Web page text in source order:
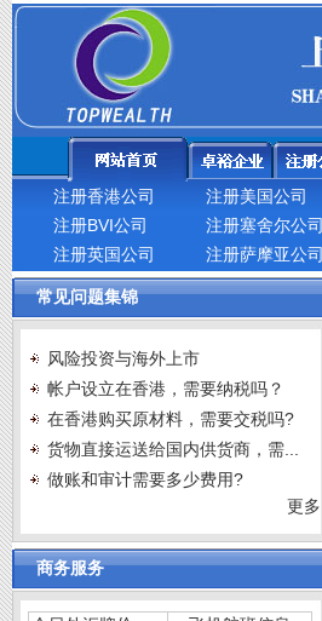
注册香港公司 注册美国公司
注册BVI公司
注册塞舍尔公司
注册英国公司
注册萨摩亚公司
常见问题集锦
风险投资与海外上市
帐户设立在香港，需要纳税吗？
在香港购买原材料，需要交税吗?
货物直接运送给国内供货商，需...
做账和审计需要多少费用?
更多
商务服务